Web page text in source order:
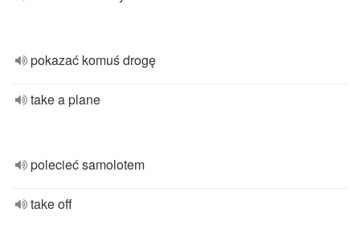
pokazać komuś drogę
take a plane
polecieć samolotem
take off